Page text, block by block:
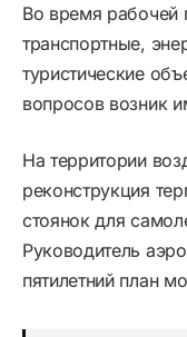
Во время рабочей
транспортные,
туристические
вопросов возник
На территории
реконструкция
стоянок для
Руководитель
пятилетний план